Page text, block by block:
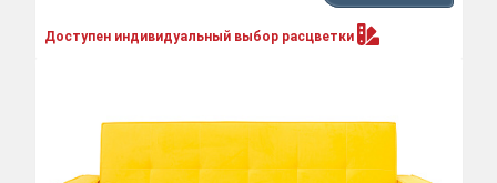
Доступен индивидуальный выбор расцветки